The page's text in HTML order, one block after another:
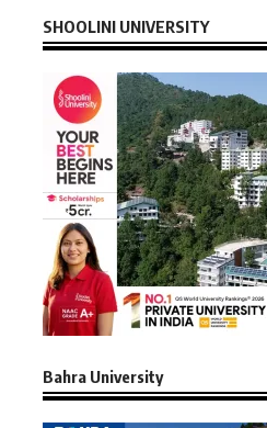
SHOOLINI UNIVERSITY
Bahra University